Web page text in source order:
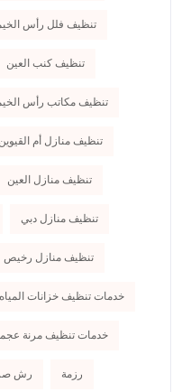
تنظيف فلل رأس
تنظيف كنب العين
تنظيف مكاتب رأس
تنظيف منازل أم القيوين
تنظيف منازل العين
تنظيف منازل دبي
تنظيف منازل رخيص
خدمات تنظيف خزانات المياه
خدمات تنظيف مرنة
رزمة رش